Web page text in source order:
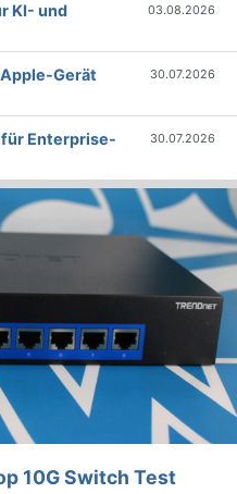
KI- und
03.08.2026
Gerät
30.07.2026
für Enterprise-
30.07.2026
10G Switch Test